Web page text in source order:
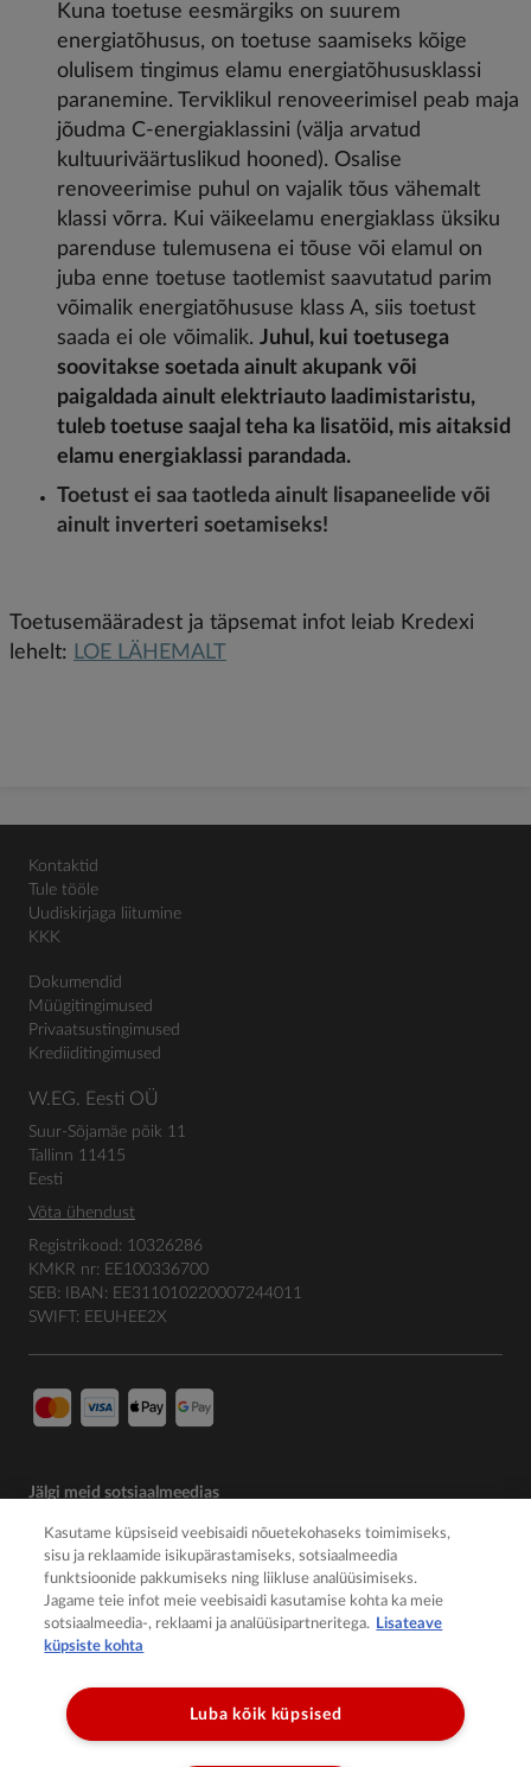
Kuna toetuse eesmärgiks on suurem
energiatõhusus, on toetuse saamiseks kõige
olulisem tingimus elamu energiatõhususklassi
paranemine. Terviklikul renoveerimisel peab maja
jõudma C-energiaklassini (välja arvatud
kultuuriväärtuslikud hooned). Osalise
renoveerimise puhul on vajalik tõus vähemalt
klassi võrra. Kui väikeelamu energiaklass üksiku
parenduse tulemusena ei tõuse või elamul on
juba enne toetuse taotlemist saavutatud parim
võimalik energiatõhususe klass A, siis toetust
saada ei ole võimalik. Juhul, kui toetusega
soovitakse soetada ainult akupank või
paigaldada ainult elektriauto laadimistaristu,
tuleb toetuse saajal teha ka lisatöid, mis aitaksid
elamu energiaklassi parandada.
Toetust ei saa taotleda ainult lisapaneelide või
ainult inverteri soetamiseks!
Toetusemääradest ja täpsemat infot leiab Kredexi
lehelt: LOE LÄHEMALT
Kontaktid
Tule tööle
Uudiskirjaga liitumine
KKK
Dokumendid
Müügitingimused
Privaatsustingimused
Krediiditingimused
W.EG. Eesti OÜ
Suur-Sõjamäe põik 11
Tallinn 11415
Eesti
Võta ühendust
Registrikood: 10326286
KMKR nr: EE100336700
SEB: IBAN: EE311010220007244011
SWIFT: EEUHEE2X
Jälgi meid sotsiaalmeedias
Kasutame küpsiseid veebisaidi nõuetekohaseks toimimiseks,
sisu ja reklaamide isikupärastamiseks, sotsiaalmeedia
funktsioonide pakkumiseks ning liikluse analüüsimiseks.
Jagame teie infot meie veebisaidi kasutamise kohta ka meie
sotsiaalmeedia-, reklaami ja analüüsipartneritega. Lisateave
küpsiste kohta
Luba kõik küpsised